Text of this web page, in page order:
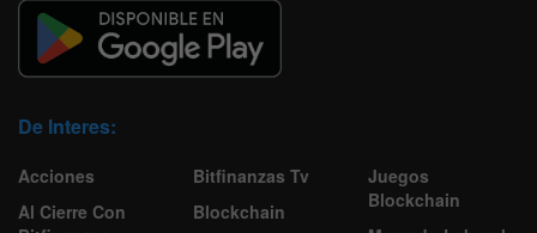
De Interes:
Acciones
Al Cierre Con
Bitfinanzas Tv
Blockchain
Juegos
Blockchain